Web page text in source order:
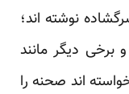
نوشته اند؛
برخی دیگر مانند
اند صحنه را